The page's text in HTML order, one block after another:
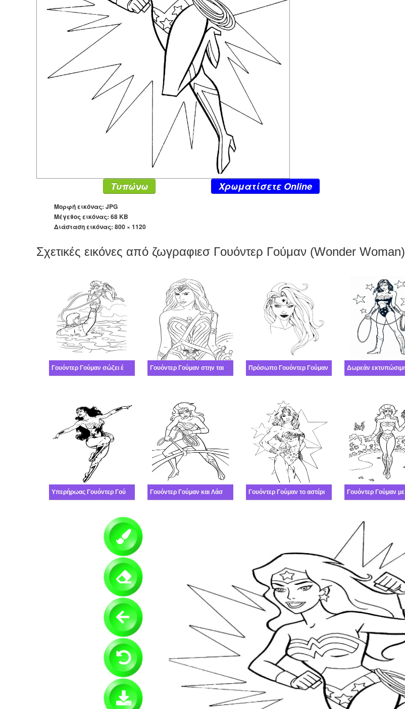
Τυπώνω Xρωματίσετε Online
Μορφή εικόνας: JPG
Μέγεθος εικόνας: 68 KB
Διάσταση εικόνας: 800 × 1120
Σχετικές εικόνες από ζωγραφιεσ Γουόντερ Γούμαν (Wonder Woman)
Γουόντερ Γούμαν σώζει έναν άντρα Γουόντερ Γούμαν στην ταινία Πρόσωπο Γουόντερ Γούμαν
Υπερήρωας Γουόντερ Γούμαν Γουόντερ Γούμαν και Λάσο της αλήθειας Γουόντερ Γούμαν το αστέρι